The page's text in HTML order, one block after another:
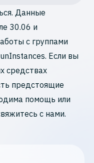
Данные
30.06 и
с группами
Если вы
средствах
предстоящие
помощь или
с нами.